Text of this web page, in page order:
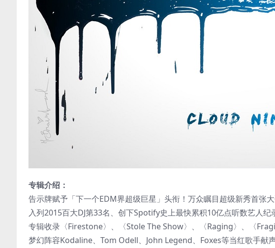
专辑介绍：
告示牌赋予「下一个EDM界超级巨星」头衔！万众瞩目超级新秀首张
入列2015百大DJ第33名、创下Spotify史上最快累积10亿点听数艺人纪
专辑收录〈Firestone〉、〈Stole The Show〉、〈Raging〉、〈
梦幻阵容Kodaline、Tom Odell、John Legend、Foxes等当红歌手献